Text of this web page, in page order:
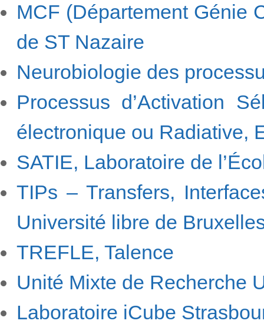
MCF (Département Génie
de ST Nazaire
Neurobiologie des
Processus d’Activation
électronique ou Radiative,
SATIE, Laboratoire de
TIPs – Transfers,
Université libre de
TREFLE, Talence
Unité Mixte de Recherche
Laboratoire iCube